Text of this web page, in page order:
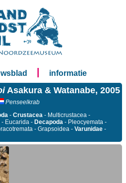
informatie
Asakura & Watanabe, 2005
Penseelkrab
- Crustacea - Multicrustacea -
- Eucarida - Decapoda - Pleocyemata -
- Grapsoidea - Varunidae -